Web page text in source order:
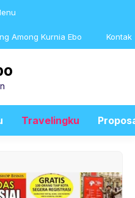
Among Kurnia Ebo Kontak
Travelingku